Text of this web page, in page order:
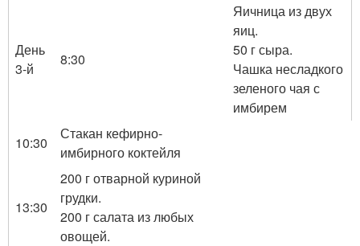
День
3-й
8:30
Яичница из двух
яиц.
50 г сыра.
Чашка несладкого
зеленого чая с
имбирем
10:30
Стакан кефирно-
имбирного коктейля
13:30
200 г отварной куриной
грудки.
200 г салата из любых
овощей.